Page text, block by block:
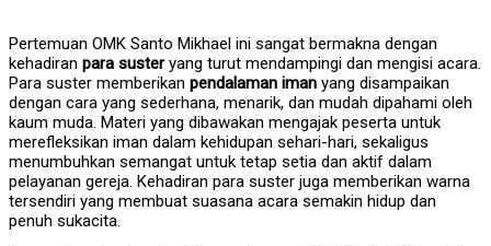
Pertemuan OMK Santo Mikhael ini sangat bermakna dengan
kehadiran para susteryang turut mendampingi dan mengisi acara.
Para suster memberikan pendalaman iman yang disampaikan
dengan cara yang sederhana, menarik, dan mudah dipahami oleh
kaum muda. Materi yang dibawakan mengajak peserta untuk
merefleksikan iman dalam kehidupan sehari-hari, sekaligus
menumbuhkan semangat untuk tetap setia dan aktif dalam
pelayanan gereja. Kehadiran para suster juga memberikan warna
tersendiri yang membuat suasana acara semakin hidup dan
penuh sukacita.